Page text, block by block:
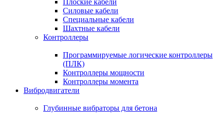
Плоские кабели
Силовые кабели
Специальные кабели
Шахтные кабели
Контроллеры
Программируемые логические контроллеры
(ПЛК)
Контроллеры мощности
Контроллеры момента
Вибродвигатели
Глубинные вибраторы для бетона